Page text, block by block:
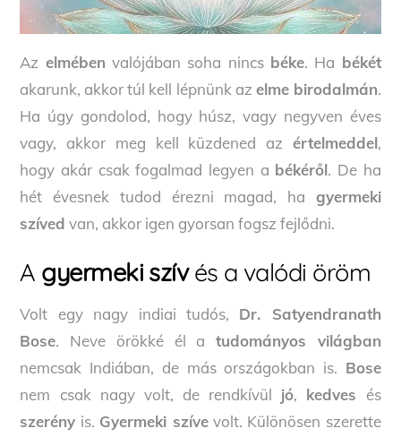
Az elmében valójában soha nincs béke. Ha békét
akarunk, akkor túl kell lépnünk az elme birodalmán.
Ha úgy gondolod, hogy húsz, vagy negyven éves
vagy, akkor meg kell küzdened az értelmeddel,
hogy akár csak fogalmad legyen a békéről. De ha
hét évesnek tudod érezni magad, ha gyermeki
szíved van, akkor igen gyorsan fogsz fejlődni.
A gyermeki szívés a valódi öröm
Volt egy nagy indiai tudós, Dr. Satyendranath
Bose. Neve örökké él a tudományos világban
nemcsak Indiában, de más országokban is. Bose
nem csak nagy volt, de rendkívül jó, kedves és
szerény is. Gyermeki szívevolt. Különösen szerette